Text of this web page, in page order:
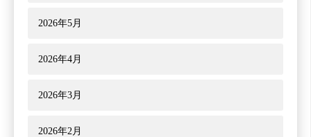
2026年5月
2026年4月
2026年3月
2026年2月